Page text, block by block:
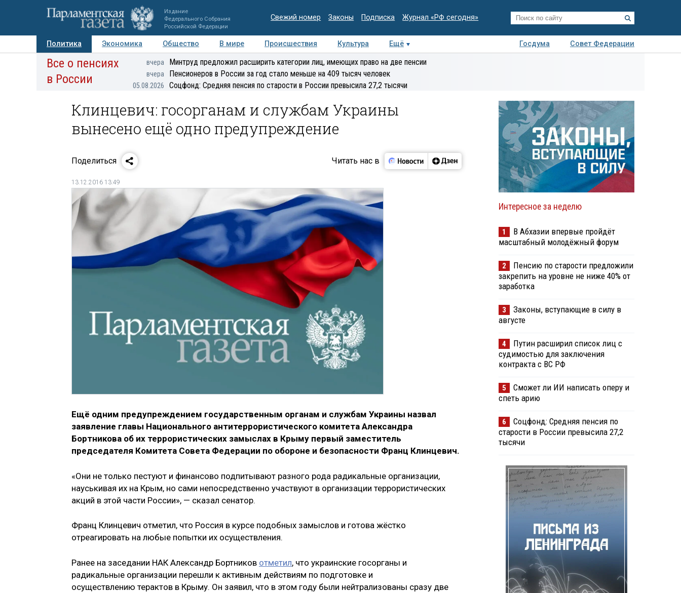
Издание
Федерального Собрания
Российской Федерации
Свежий номер Законы Подписка Журнал «РФ сегодня»
Политика Экономика Общество В мире Происшествия Культура Ещё Госдума
Совет Федерации
Авторы Персоны Мнения Регионы Медиацентр Интервью Колумнисты
Деловая
Все о пенсиях
в России
вчера Минтруд предложил расширить категории лиц, имеющих право на две пенсии
вчера Пенсионеров в России за год стало меньше на 409 тысяч человек
05.08.2026 Соцфонд: Средняя пенсия по старости в России превысила 27,2 тысячи
Клинцевич: госорганам и службам Украины
вынесено ещё одно предупреждение
Поделиться Читать нас в
13.12.2016 13:49
Ещё одним предупреждением государственным органам и службам Украины назвал
заявление главы Национального антитеррористического комитета Александра
Бортникова об их террористических замыслах в Крыму первый заместитель
председателя Комитета Совета Федерации по обороне и безопасности Франц Клинцевич.
«Они не только пестуют и финансово подпитывают разного рода радикальные организации,
науськивая их на Крым, но сами непосредственно участвуют в организации террористических
акций в этой части России», — сказал сенатор.
Франц Клинцевич отметил, что Россия в курсе подобных замыслов и готова жёстко
отреагировать на любые попытки их осуществления.
Ранее на заседании НАК Александр Бортников отметил, что украинские госорганы и
радикальные организации перешли к активным действиям по подготовке и
осуществлению терактов в Крыму. Он заявил, что в этом году были нейтрализованы сразу две
Интересное за неделю
1
В Абхазии впервые пройдёт
масштабный молодёжный форум
2
Пенсию по старости предложили
закрепить на уровне не ниже 40% от
заработка
3
Законы, вступающие в силу в
августе
4
Путин расширил список лиц с
судимостью для заключения
контракта с ВС РФ
5
Сможет ли ИИ написать оперу и
спеть арию
6
Соцфонд: Средняя пенсия по
старости в России превысила 27,2
тысячи